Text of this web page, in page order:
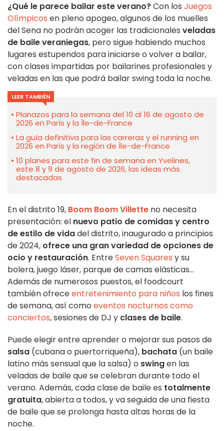
¿Qué le parece bailar este verano?Con los Juegos
Olímpicos en pleno apogeo, algunos de los muelles
del Sena no podrán acoger las tradicionales veladas
de baile veraniegas, pero sigue habiendo muchos
lugares estupendos para iniciarse o volver a bailar,
con clases impartidas por bailarines profesionales y
veladas en las que podrá bailar swing toda la noche.
LEER TAMBIÉN
Planazos para la semana del 10 al 16 de agosto de
2026 en París y la Île-de-France
La guía definitiva para las carreras y el running en
2026 en París y la región de Île-de-France
10 planes para este fin de semana en Yvelines,
este 8 y 9 de agosto de 2026, las ideas más
destacadas
En el distrito 19, Boom Boom Villette no necesita
presentación: el nuevo patio de comidas y centro
de estilo de vidadel distrito, inaugurado a principios
de 2024, ofrece una gran variedad de opciones de
ocio y restauración. EntreSeven Squares y su
bolera, juego láser, parque de camas elásticas...
Además de numerosos puestos, el foodcourt
también ofreceentretenimiento para niños los fines
de semana, así como eventos nocturnos como
conciertos, sesiones de DJ y clases de baile.
Puede elegir entre aprender o mejorar sus pasos de
salsa (cubana o puertorriqueña), bachata (un baile
latino más sensual que la salsa) o swingen las
veladas de baile que se celebran durante todo el
verano. Además, cada clase de baile es totalmente
gratuita, abierta a todos, y va seguida de una fiesta
de baile que se prolonga hasta altas horas de la
noche.